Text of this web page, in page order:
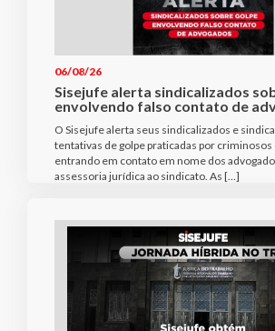
06/08/26
Sisejufe alerta sindicalizados
envolvendo falso contato de
O Sisejufe alerta seus sindicalizados e
tentativas de golpe praticadas por criminosos
entrando em contato em nome dos
assessoria jurídica ao sindicato. As […]